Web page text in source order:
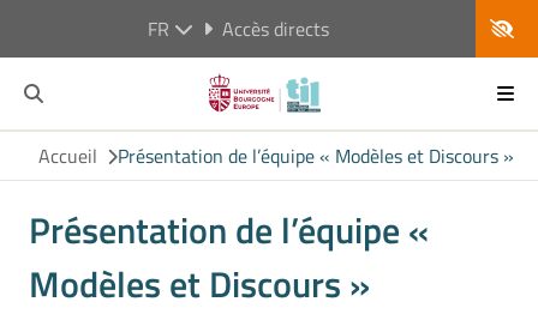
FR Accès directs
Accueil Présentation de l’équipe « Modèles et Discours »
Présentation de l’équipe «
Modèles et Discours »